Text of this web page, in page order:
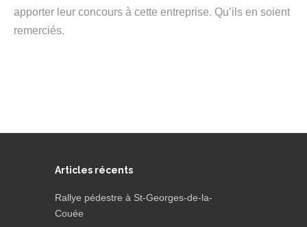
apporter leur concours à cette entreprise. Qu’ils en soient
remerciés.
Articles récents
Rallye pédestre à St-Georges-de-la-
Couée